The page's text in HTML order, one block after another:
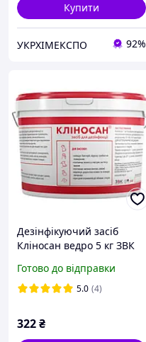
Купити
УКРХІМЕКСПО 92%
Дезінфікуючий засіб
Кліносан ведро 5 кг ЗВК
Готово до відправки
5.0 (4)
322₴